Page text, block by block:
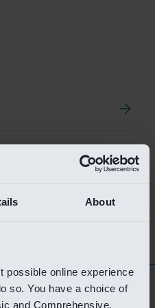
About
possible online experience
so. You have a choice of
and Comprehensive.
pagina